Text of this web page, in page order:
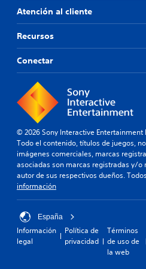
Atención al cliente
Recursos
Conectar
© 2026 Sony Interactive Entertainment
Todo el contenido, títulos de juegos,
imágenes comerciales, marcas
asociadas son marcas registradas y/o
autor de sus respectivos dueños.
información
España
Información
legal
Política de
privacidad
Términos
de uso de
la web